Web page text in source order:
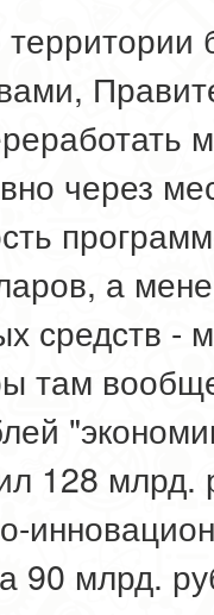
через
а
средств -
там
128
90 млрд.